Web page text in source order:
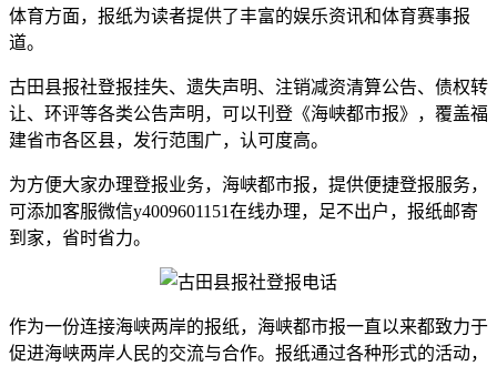
体育方面，报纸为读者提供了丰富的娱乐资讯和体育赛事报
道。
古田县报社登报挂失、遗失声明、注销减资清算公告、债权转
让、环评等各类公告声明，可以刊登《海峡都市报》，覆盖福
建省市各区县，发行范围广，认可度高。
为方便大家办理登报业务，海峡都市报，提供便捷登报服务，
可添加客服微信y4009601151在线办理，足不出户，报纸邮寄
到家，省时省力。
作为一份连接海峡两岸的报纸，海峡都市报一直以来都致力于
促进海峡两岸人民的交流与合作。报纸通过各种形式的活动，